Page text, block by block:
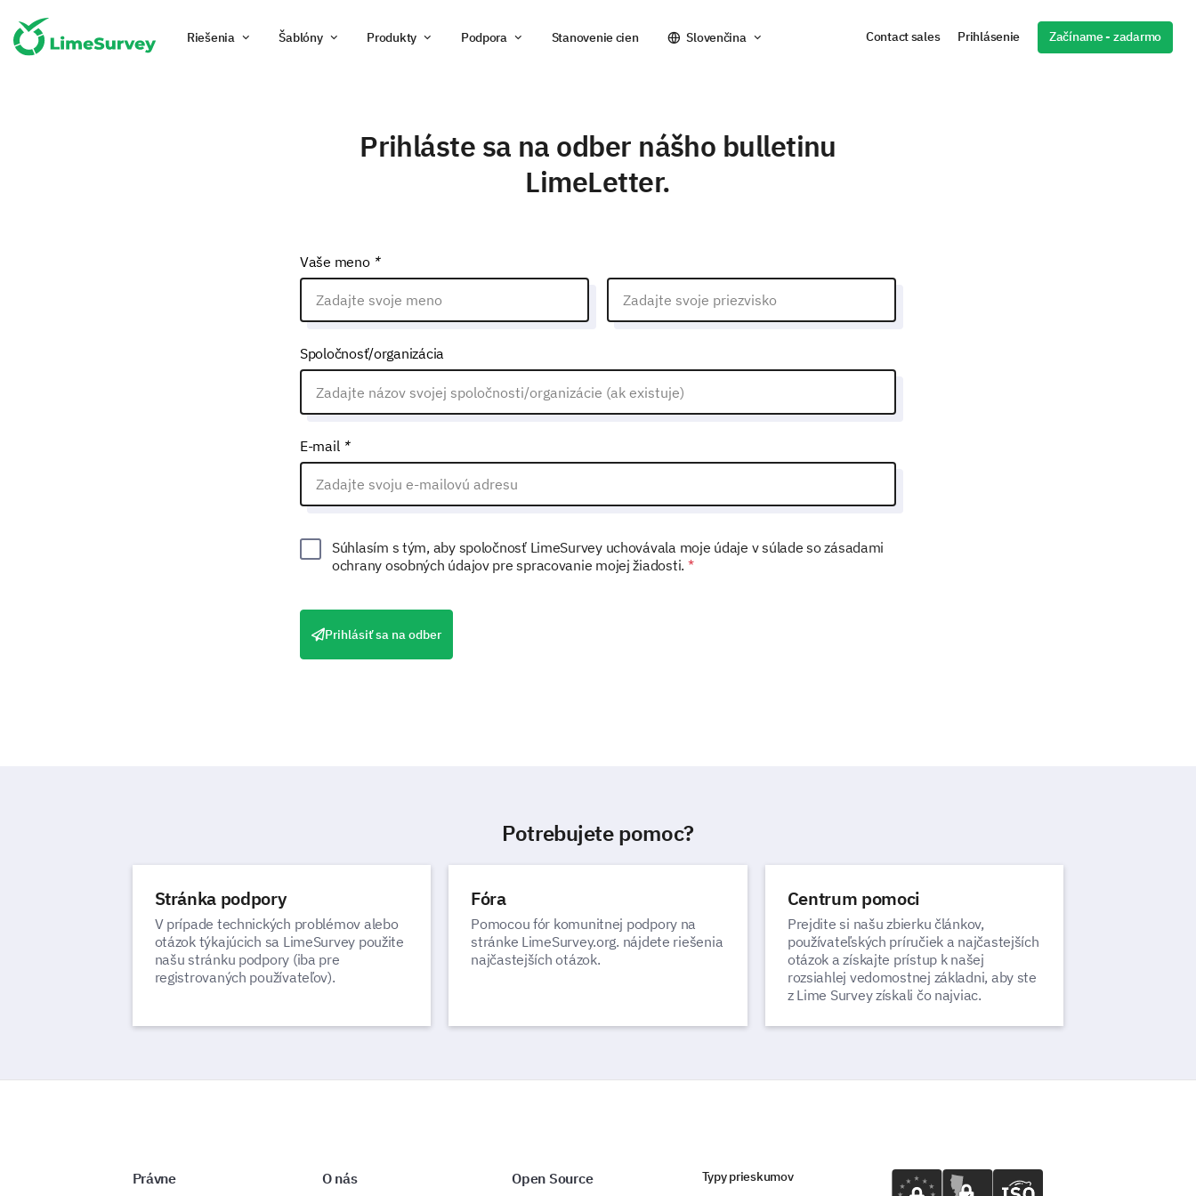
Riešenia Šablóny Produkty Podpora Stanovenie cien Slovenčina Contact sales Prihlásenie Začíname - zadarmo
Prihláste sa na odber nášho bulletinu
LimeLetter.
Vaše meno *
Spoločnosť/organizácia
E-mail *
Súhlasím s tým, aby spoločnosť LimeSurvey uchovávala moje údaje v súlade so zásadami
ochrany osobných údajov pre spracovanie mojej žiadosti. *
Prihlásiť sa na odber
Potrebujete pomoc?
Stránka podpory
V prípade technických problémov alebo
otázok týkajúcich sa LimeSurvey použite
našu stránku podpory (iba pre
registrovaných používateľov).
Fóra
Pomocou fór komunitnej podpory na
stránke LimeSurvey.org. nájdete riešenia
najčastejších otázok.
Centrum pomoci
Prejdite si našu zbierku článkov,
používateľských príručiek a najčastejších
otázok a získajte prístup k našej
rozsiahlej vedomostnej základni, aby ste
z Lime Survey získali čo najviac.
Právne O nás Open Source Typy prieskumov